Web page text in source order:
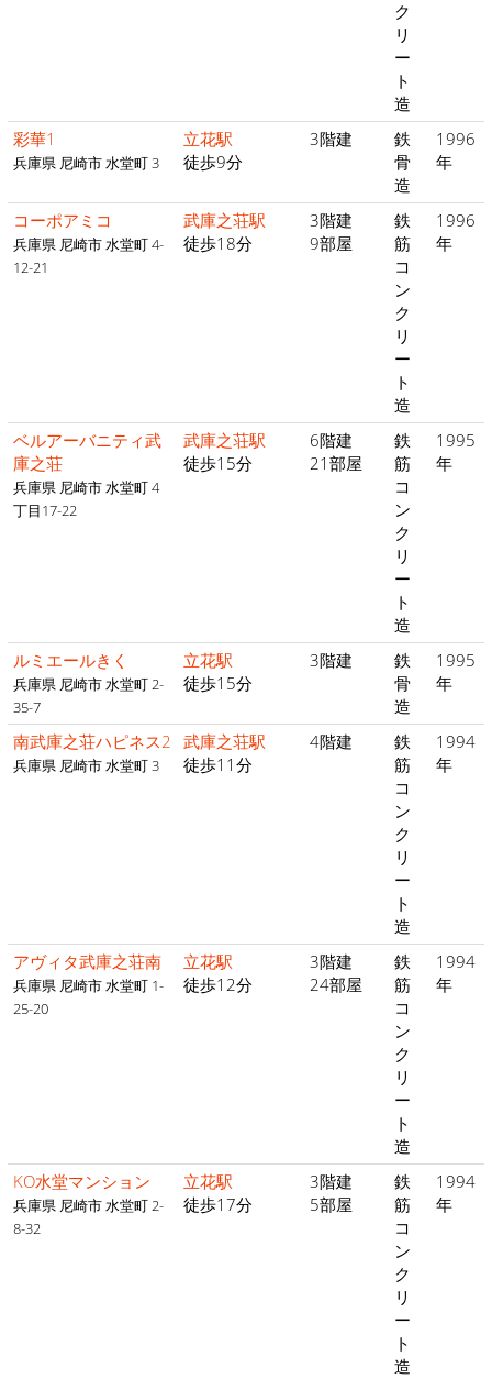
ク
リ
ー
ト
造
彩華1
兵庫県 尼崎市 水堂町 3
立花駅
徒歩9分
3階建
鉄
骨
造
1996
年
コーポアミコ
兵庫県 尼崎市 水堂町 4-
12-21
武庫之荘駅
徒歩18分
3階建
9部屋
鉄
筋
コ
ン
ク
リ
ー
ト
造
1996
年
ベルアーバニティ武
庫之荘
兵庫県 尼崎市 水堂町 4
丁目17-22
武庫之荘駅
徒歩15分
6階建
21部屋
鉄
筋
コ
ン
ク
リ
ー
ト
造
1995
年
ルミエールきく
兵庫県 尼崎市 水堂町 2-
35-7
立花駅
徒歩15分
3階建
鉄
骨
造
1995
年
南武庫之荘ハピネス2
兵庫県 尼崎市 水堂町 3
武庫之荘駅
徒歩11分
4階建
鉄
筋
コ
ン
ク
リ
ー
ト
造
1994
年
アヴィタ武庫之荘南
兵庫県 尼崎市 水堂町 1-
25-20
立花駅
徒歩12分
3階建
24部屋
鉄
筋
コ
ン
ク
リ
ー
ト
造
1994
年
KO水堂マンション
兵庫県 尼崎市 水堂町 2-
8-32
立花駅
徒歩17分
3階建
5部屋
鉄
筋
コ
ン
ク
リ
ー
ト
造
1994
年